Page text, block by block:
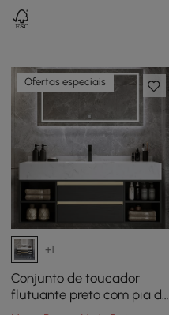
Ofertas especiais
+1
Conjunto de toucador
flutuante preto com pia de
cerâmica, 2 gavetas e